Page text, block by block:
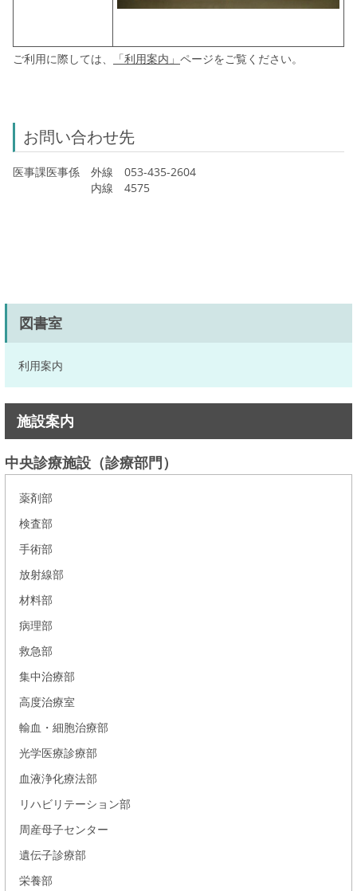
ご利用に際しては、 「利用案内」 ページをご覧ください。
お問い合わせ先
医事課医事係 外線 053-435-2604
内線 4575
図書室
利用案内
施設案内
中央診療施設（診療部門）
薬剤部
検査部
手術部
放射線部
材料部
病理部
救急部
集中治療部
高度治療室
輸血・細胞治療部
光学医療診療部
血液浄化療法部
リハビリテーション部
周産母子センター
遺伝子診療部
栄養部